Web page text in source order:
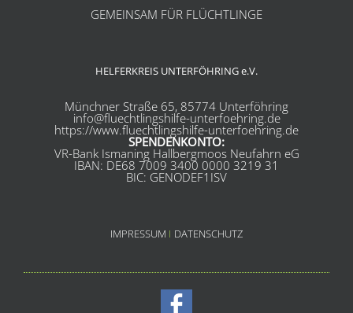
GEMEINSAM FÜR FLÜCHTLINGE
HELFERKREIS UNTERFÖHRING e.V.
Münchner Straße 65, 85774 Unterföhring
info@fluechtlingshilfe-unterfoehring.de
https://www.fluechtlingshilfe-unterfoehring.de
SPENDENKONTO:
VR-Bank Ismaning Hallbergmoos Neufahrn eG
IBAN: DE68 7009 3400 0000 3219 31
BIC: GENODEF1ISV
IMPRESSUM I DATENSCHUTZ